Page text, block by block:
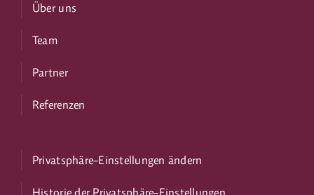
Über uns
Team
Partner
Referenzen
Privatsphäre-Einstellungen ändern